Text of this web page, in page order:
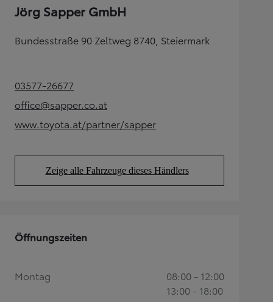
Jörg Sapper GmbH
Bundesstraße 90 Zeltweg 8740, Steiermark
03577-26677(Opens in new tab)
office@sapper.co.at
(Opens in new tab)
www.toyota.at/partner/sapper
(Opens in new tab)
Zeige alle Fahrzeuge dieses Händlers
(Opens in new tab)
Öffnungszeiten
Montag
08:00 - 12:00
13:00 - 18:00